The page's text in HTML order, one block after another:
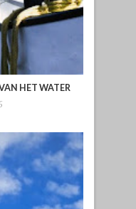
HET WATER